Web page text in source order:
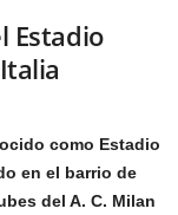
Estadio
como Estadio
en el barrio de
del A. C. Milan